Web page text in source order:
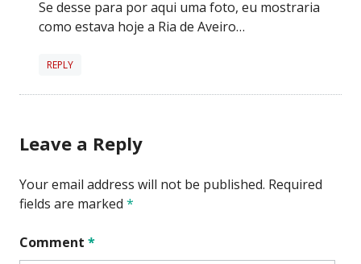
Se desse para por aqui uma foto, eu mostraria
como estava hoje a Ria de Aveiro…
REPLY
Leave a Reply
Your email address will not be published. Required
fields are marked *
Comment *